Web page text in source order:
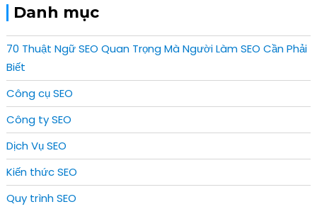
Danh mục
70 Thuật Ngữ SEO Quan Trọng Mà Người Làm SEO Cần Phải
Biết
Công cụ SEO
Công ty SEO
Dịch Vụ SEO
Kiến thức SEO
Quy trình SEO